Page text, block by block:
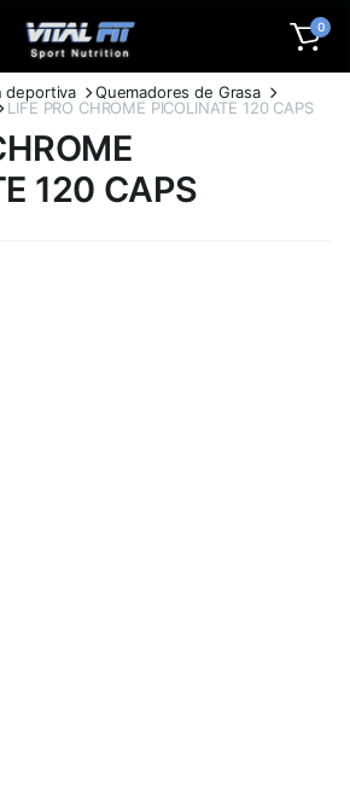
0
deportiva
Quemadores de Grasa
LIFE PRO CHROME PICOLINATE 120 CAPS
120 CAPS